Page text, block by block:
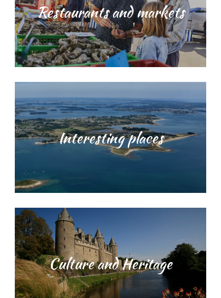
Restaurants and markets
Interesting places
Culture and Heritage